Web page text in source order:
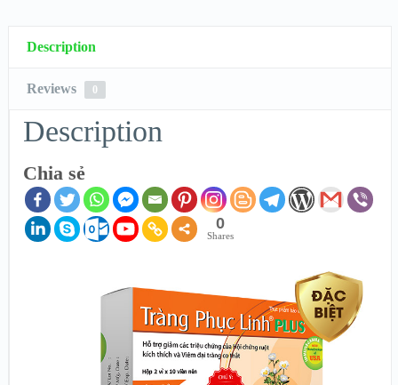
Description
Reviews 0
Description
Chia sẻ
0
Shares